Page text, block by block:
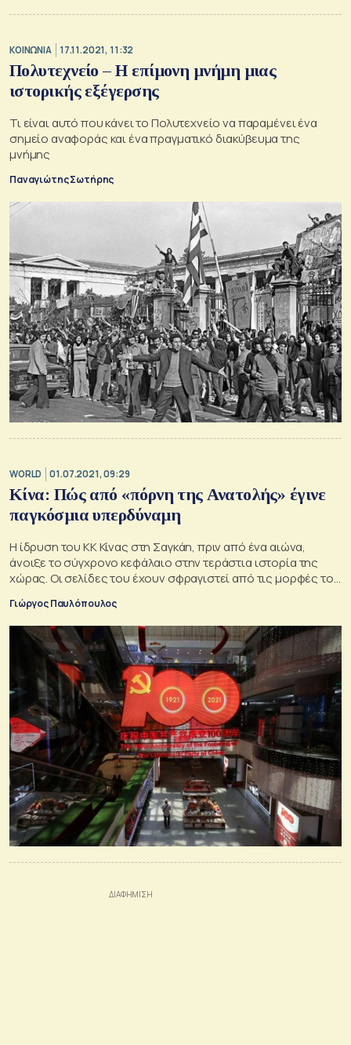
ΚΟΙΝΩΝΙΑ 17.11.2021, 11:32
Πολυτεχνείο – Η επίμονη μνήμη μιας
ιστορικής εξέγερσης
Τι είναι αυτό που κάνει το Πολυτεχνείο να παραμένει ένα
σημείο αναφοράς και ένα πραγματικό διακύβευμα της
μνήμης
Παναγιώτης Σωτήρης
WORLD 01.07.2021, 09:29
Κίνα: Πώς από «πόρνη της Ανατολής» έγινε
παγκόσμια υπερδύναμη
Η ίδρυση του ΚΚ Κίνας στη Σαγκάη, πριν από ένα αιώνα,
άνοιξε το σύγχρονο κεφάλαιο στην τεράστια ιστορία της
χώρας. Οι σελίδες του έχουν σφραγιστεί από τις μορφές του
Μάο Τσετούνγκ, του Ντενγκ Ξιαοπίνγκ και του Σι Τζινπίνγκ.
Γιώργος Παυλόπουλος